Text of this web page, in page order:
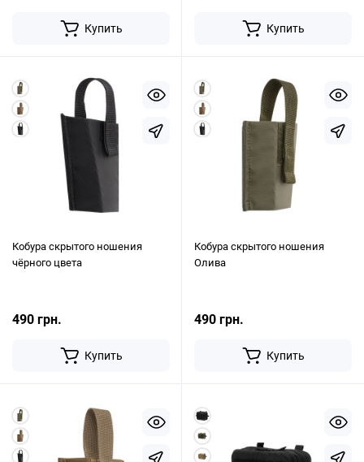
Купить Купить
Кобура скрытого ношения
чёрного цвета
490 грн.
Купить
Кобура скрытого ношения
Олива
490 грн.
Купить